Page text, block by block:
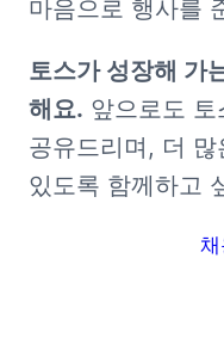
마음으로 행사를
토스가 성장해 가
해요. 앞으로도
공유드리며, 더
있도록 함께하고